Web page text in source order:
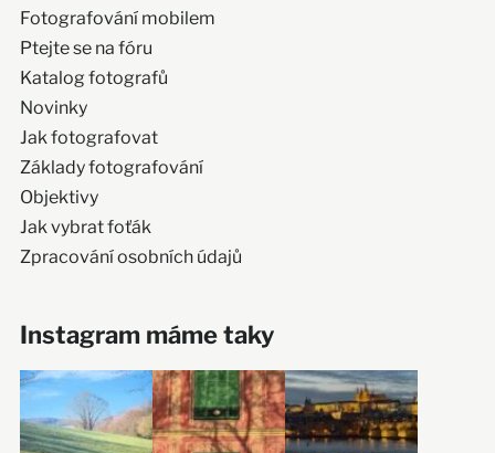
Fotografování mobilem
Ptejte se na fóru
Katalog fotografů
Novinky
Jak fotografovat
Základy fotografování
Objektivy
Jak vybrat foťák
Zpracování osobních údajů
Instagram máme taky